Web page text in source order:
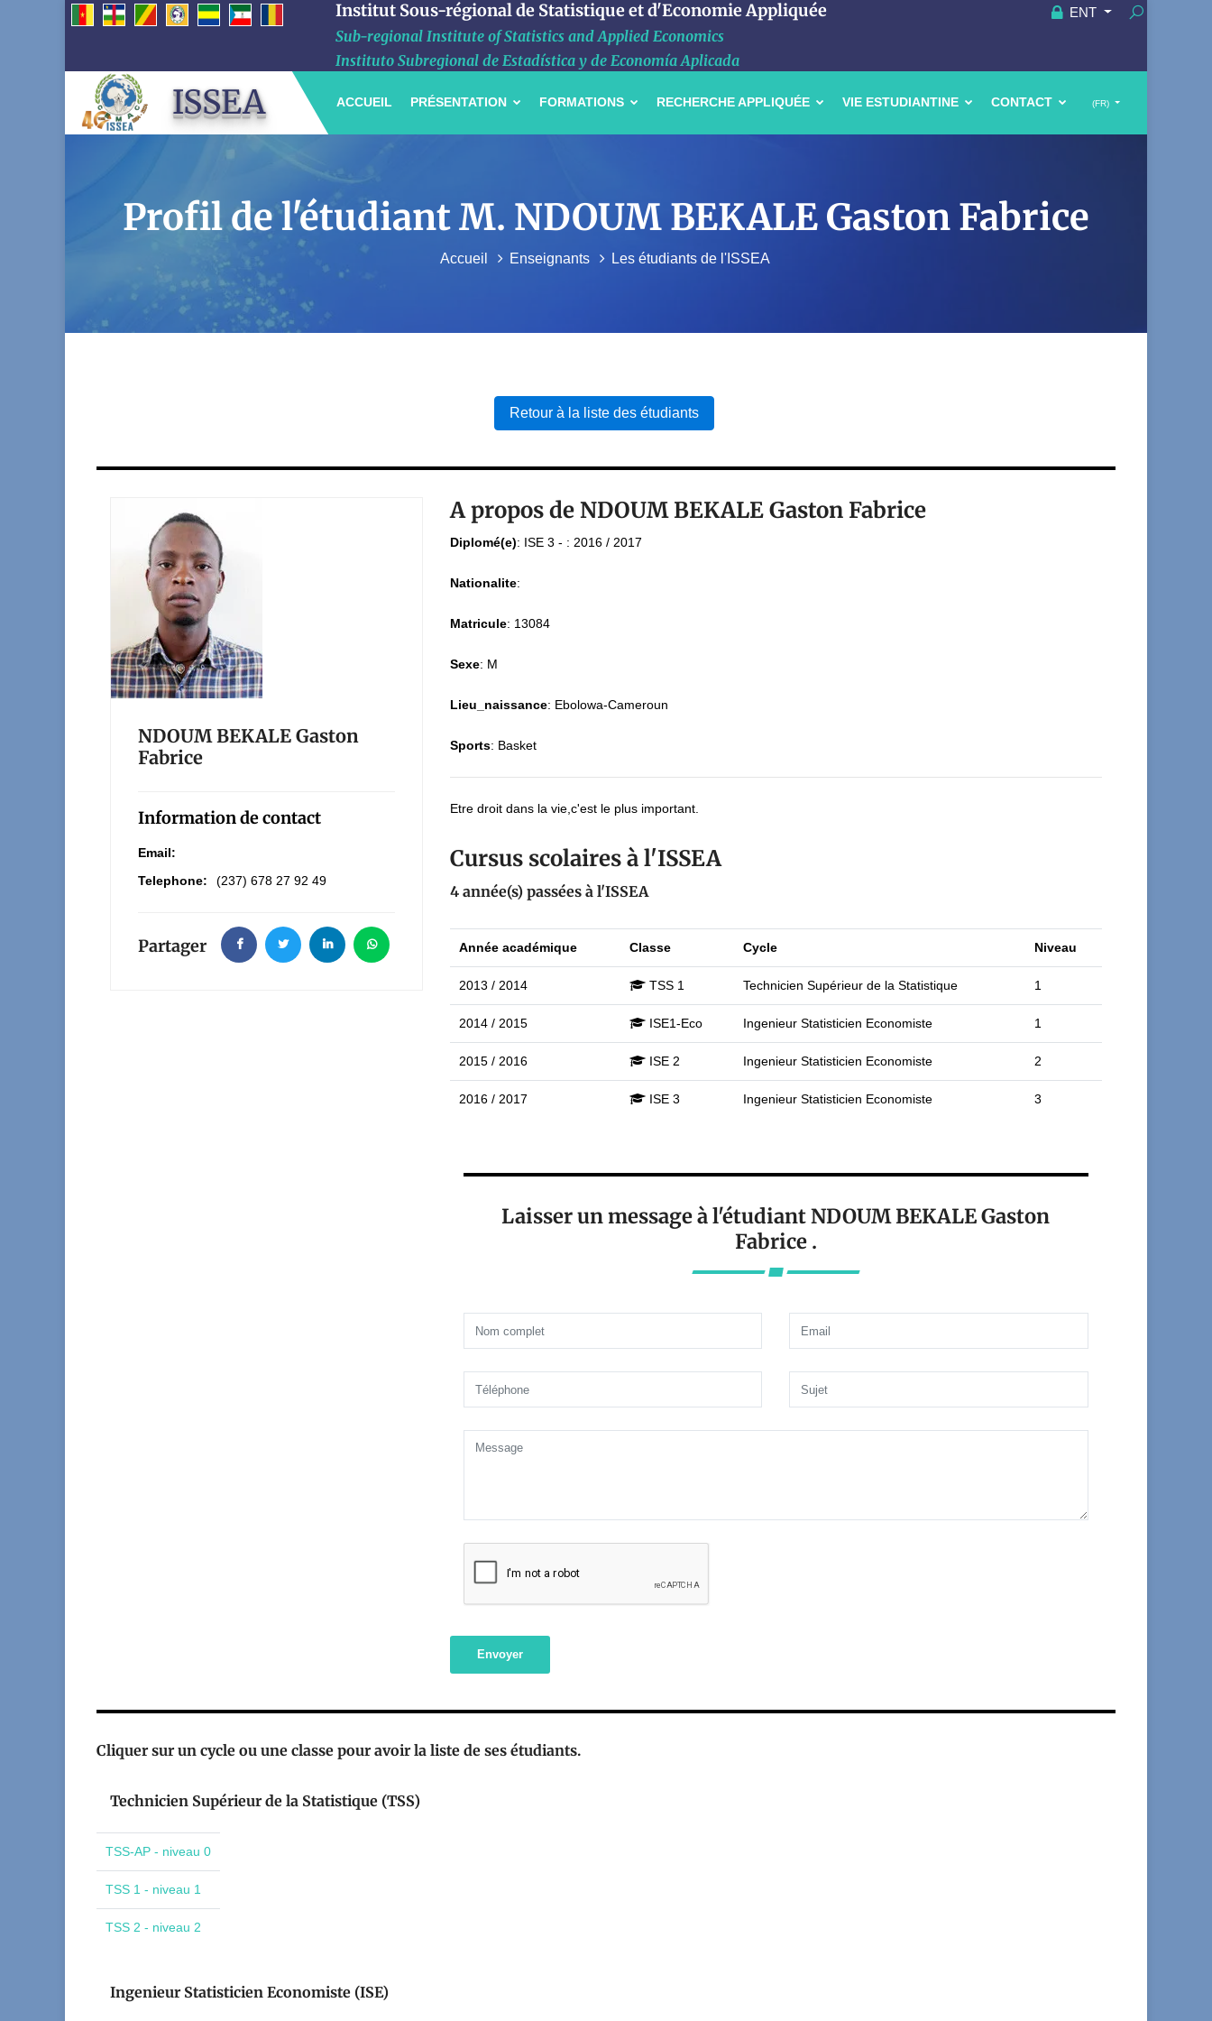
Institut Sous-régional de Statistique et d'Economie Appliquée
Sub-regional Institute of Statistics and Applied Economics
Instituto Subregional de Estadística y de Economía Aplicada
ENT
ISSEA (FR)
ACCUEIL PRÉSENTATION FORMATIONS RECHERCHE APPLIQUÉE VIE ESTUDIANTINE CONTACT
Profil de l'étudiant M. NDOUM BEKALE Gaston Fabrice
Accueil Enseignants Les étudiants de l'ISSEA
Retour à la liste des étudiants
NDOUM BEKALE Gaston
Fabrice
Information de contact
Email:
Telephone:
(237) 678 27 92 49
Partager
A propos de NDOUM BEKALE Gaston Fabrice
Diplomé(e): ISE 3 - : 2016 / 2017
Nationalite:
Matricule: 13084
Sexe: M
Lieu_naissance: Ebolowa-Cameroun
Sports: Basket
Etre droit dans la vie,c'est le plus important.
Cursus scolaires à l'ISSEA
4 année(s) passées à l'ISSEA
Année académique Classe Cycle Niveau
2013 / 2014 TSS 1 Technicien Supérieur de la Statistique 1
2014 / 2015 ISE1-Eco Ingenieur Statisticien Economiste 1
2015 / 2016 ISE 2 Ingenieur Statisticien Economiste 2
2016 / 2017 ISE 3 Ingenieur Statisticien Economiste 3
Laisser un message à l'étudiant NDOUM BEKALE Gaston
Fabrice .
Envoyer
Cliquer sur un cycle ou une classe pour avoir la liste de ses étudiants.
Technicien Supérieur de la Statistique (TSS)
TSS-AP - niveau 0
TSS 1 - niveau 1
TSS 2 - niveau 2
Ingenieur Statisticien Economiste (ISE)